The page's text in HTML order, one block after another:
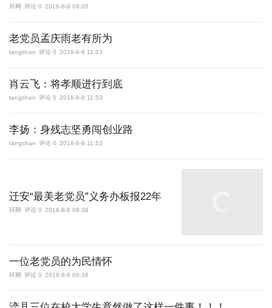
环网 评论 0 2016-8-9 09:05
老党员孟庆雨老有所为
tangshan 评论 0 2016-8-8 11:53
肖云飞：将孝顺进行到底
tangshan 评论 0 2016-8-8 11:53
李扬：身残志坚勇闯创业路
tangshan 评论 0 2016-8-8 11:53
迁安“最美老党员”义务办板报22年
环网 评论 0 2016-8-8 09:38
一位老党员的为民情怀
环网 评论 0 2016-8-8 09:38